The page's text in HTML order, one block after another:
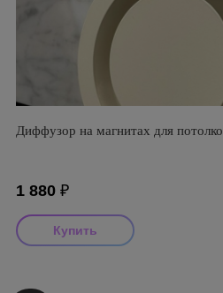
Диффузор на магнитах для
1 880 ₽